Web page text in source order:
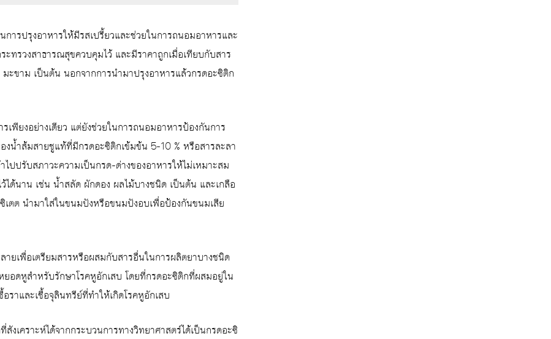
ารปรุงอาหารให้มีรสเปรี้ยวและช่วยในการถนอมอาหารและ
ทรวงสาธารณสุขควบคุมไว้ และมีราคาถูกเมื่อเทียบกับสาร
ะขาม เป็นต้น นอกจากการนำมาปรุงอาหารแล้วกรดอะซิติก
เพียงอย่างเดียว แต่ยังช่วยในการถนอมอาหารป้องกันการ
งน้ำส้มสายชูแท้ที่มีกรดอะซิติกเข้มข้น 5-10 % หรือสารละลา
ปปรับสภาวะความเป็นกรด-ด่างของอาหารให้ไม่เหมาะสม
ได้นาน เช่น น้ำสลัด ผักดอง ผลไม้บางชนิด เป็นต้น และเกลือ
เตต นำมาใส่ในขนมปังหรือขนมปังอบเพื่อป้องกันขนมเสีย
ยเพื่อเตรียมสารหรือผสมกับสารอื่นในการผลิตยาบางชนิด
อดหูสำหรับรักษาโรคหูอักเสบ โดยที่กรดอะซิติกที่ผสมอยู่ใน
ราและเชื้อจุลินทรีย์ที่ทำให้เกิดโรคหูอักเสบ
งเคราะห์ได้จากกระบวนการทางวิทยาศาสตร์ได้เป็นกรดอะซิ